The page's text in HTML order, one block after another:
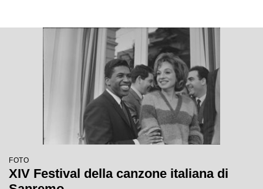
FOTO
XIV Festival della canzone italiana di